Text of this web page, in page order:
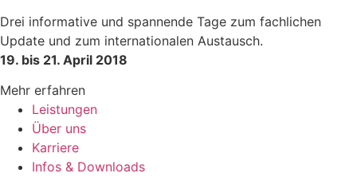
Drei informative und spannende Tage zum fachlichen
Update und zum internationalen Austausch.
19. bis 21. April 2018
Mehr erfahren
Leistungen
Über uns
Karriere
Infos & Downloads